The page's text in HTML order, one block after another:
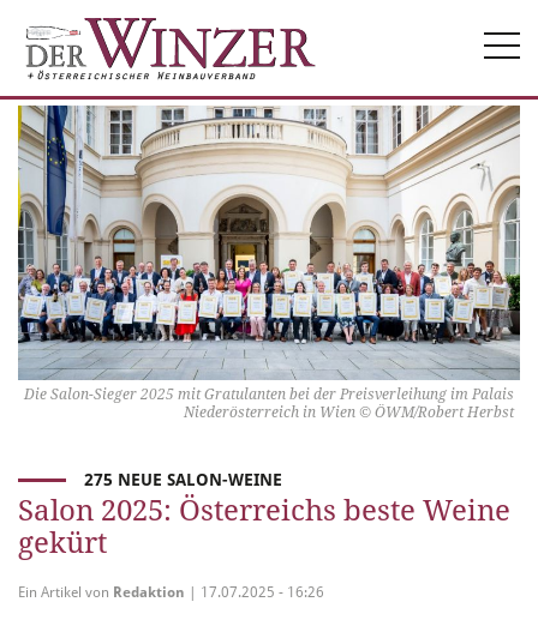
Die Salon-Sieger 2025 mit Gratulanten bei der Preisverleihung im Palais
Niederösterreich in Wien © ÖWM/Robert Herbst
275 NEUE SALON-WEINE
Salon 2025: Österreichs beste Weine
gekürt
Ein Artikel von Redaktion | 17.07.2025 - 16:26